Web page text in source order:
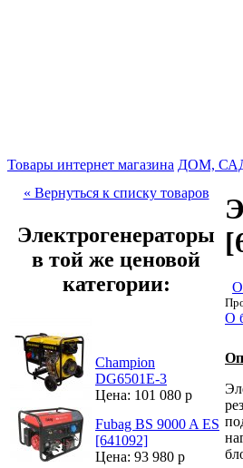
Товары интернет магазина ДОМ,
« Вернуться к списку товаров
Электрогенераторы
в той же ценовой
категории:
Champion
DG6501E-3
Цена: 101 080 р
Fubag BS 9000 A ES
[641092]
Цена: 93 980 р
О